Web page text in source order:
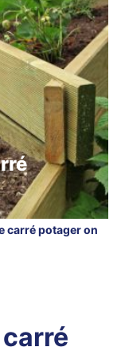
carré potager on